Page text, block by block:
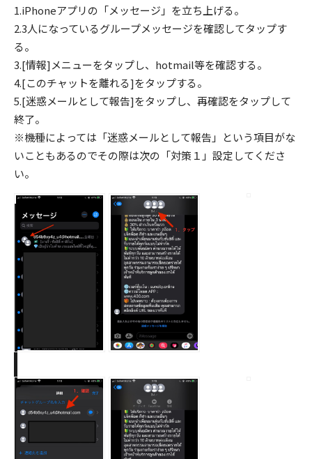
1.iPhoneアプリの「メッセージ」を立ち上げる。
2.3人になっているグループメッセージを確認してタップす
る。
3.[情報]メニューをタップし、hotmail等を確認する。
4.[このチャットを離れる]をタップする。
5.[迷惑メールとして報告]をタップし、再確認をタップして
終了。
※機種によっては「迷惑メールとして報告」という項目がな
いこともあるのでその際は次の「対策１」設定してくださ
い。